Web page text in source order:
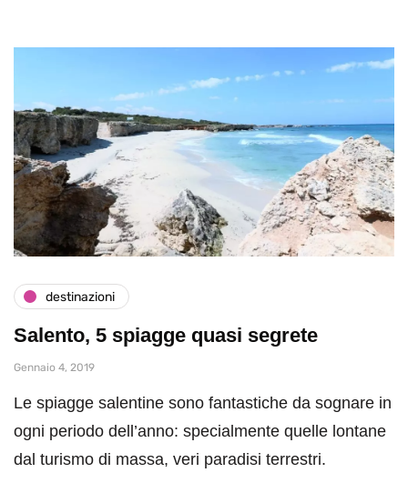
destinazioni
Salento, 5 spiagge quasi segrete
Gennaio 4, 2019
Le spiagge salentine sono fantastiche da sognare in
ogni periodo dell’anno: specialmente quelle lontane
dal turismo di massa, veri paradisi terrestri.